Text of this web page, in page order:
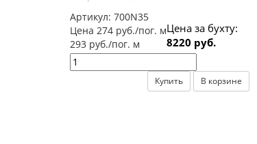
Артикул: 700N35
Цена 274 руб./пог. м
293 руб./пог. м
Цена за бухту:
8220 руб.
Купить В корзине